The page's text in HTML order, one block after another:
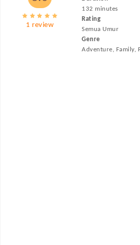
1 review
132 minutes
Rating
Semua Umur
Genre
Adventure, Family,